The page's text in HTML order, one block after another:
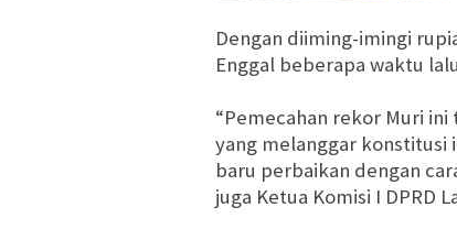
Dengan diiming-imingi
Enggal beberapa waktu
“Pemecahan rekor Muri
yang melanggar konstitusi
baru perbaikan dengan
juga Ketua Komisi I DPRD